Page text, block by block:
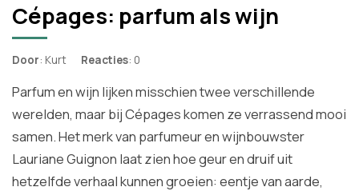
Cépages: parfum als wijn
Door: Kurt Reacties: 0
Parfum en wijn lijken misschien twee verschillende
werelden, maar bij Cépages komen ze verrassend mooi
samen. Het merk van parfumeur en wijnbouwster
Lauriane Guignon laat zien hoe geur en druif uit
hetzelfde verhaal kunnen groeien: eentje van aarde,